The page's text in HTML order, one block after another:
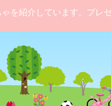
を紹介しています。プレ